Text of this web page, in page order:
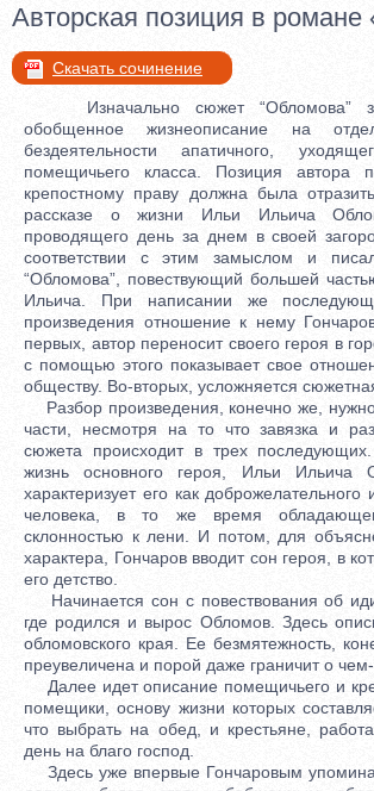
Авторская позиция в
Скачать сочинение
Изначально сюжет “Обломова”
обобщенное жизнеописание на
бездеятельности апатичного,
помещичьего класса. Позиция автора
крепостному праву должна была
рассказе о жизни Ильи Ильича
проводящего день за днем в своей
соответствии с этим замыслом и
“Обломова”, повествующий большей
Ильича. При написании же
произведения отношение к нему
первых, автор переносит своего героя в
с помощью этого показывает свое
обществу. Во-вторых, усложняется
Разбор произведения, конечно же,
части, несмотря на то что завязка и
сюжета происходит в трех
жизнь основного героя, Ильи Ильича
характеризует его как доброжелательного
человека, в то же время
склонностью к лени. И потом, для
характера, Гончаров вводит сон героя, в
его детство.
Начинается сон с повествования об
где родился и вырос Обломов. Здесь
обломовского края. Ее безмятежность,
преувеличена и порой даже граничит о чем-
Далее идет описание помещичьего и
помещики, основу жизни которых
что выбрать на обед, и крестьяне,
день на благо господ.
Здесь уже впервые Гончаровым